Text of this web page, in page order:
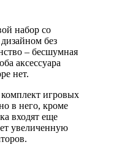
набор со
без
– бесшумная
аксессуара
нет.
игровых
в него, кроме
входят еще
увеличенную